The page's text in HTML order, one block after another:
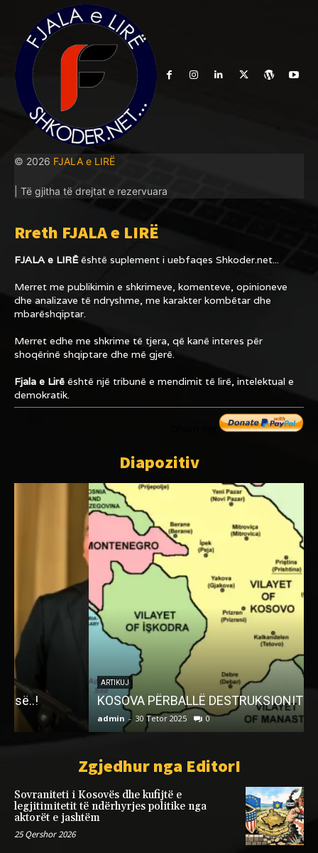
© 2026 FJALA e LIRË
| Të gjitha të drejtat e rezervuara
Rreth FJALA e LIRË
FJALA e LIRËështë suplement i uebfaqes Shkoder.net...
Merret me publikimin e shkrimeve, komenteve, opinioneve
dhe analizave të ndryshme, me karakter kombëtar dhe
mbarëshqiptar.
Merret edhe me shkrime të tjera, që kanë interes për
shoqërinë shqiptare dhe më gjerë.
Fjala e Lirë është një tribunë e mendimit të lirë, intelektual e
demokratik.
Diapozitiv
KOSOVA PËRBALLË DESTRUKSIONIT SERB
admin 30 Tetor 2025
Zgjedhur nga EditorI
Sovraniteti i Kosovës dhe kufijtë e
legjitimitetit të ndërhyrjes politike nga
aktorët e jashtëm
25 Qershor 2026